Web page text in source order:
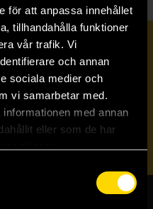
för att anpassa innehållet
tillhandahålla funktioner
vår trafik. Vi
och annan
sociala medier och
vi samarbetar med.
med annan
eller som de har
nyhetsbrev
Skicka